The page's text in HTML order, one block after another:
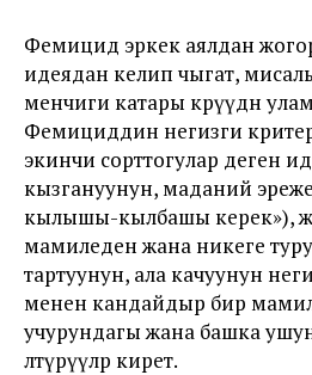
Фемицид эркек аялдан
идеядан келип чыгат,
менчиги катары көрүүдөн
Фемициддин негизги
экинчи сорттогулар деген
кызгануунун, маданий
кылышы-кылбашы керек»),
мамиледен жана никеге
тартуунун, ала качуунун
менен кандайдыр бир
учурундагы жана башка
өлтүрүүлөр кирет.